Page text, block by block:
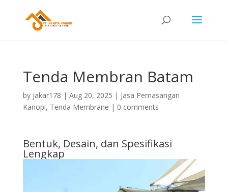
Tenda Membran Batam
by jakar178 | Aug 20, 2025 | Jasa Pemasangan
Kanopi, Tenda Membrane | 0 comments
Bentuk, Desain, dan Spesifikasi
Lengkap